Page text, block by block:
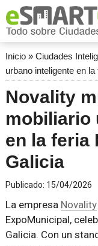
Inicio» Ciudades
urbano inteligente en
Novality
mobiliario
en la feria
Galicia
Publicado: 15/04/2026
La empresa Novality
ExpoMunicipal,
Galicia. Con un